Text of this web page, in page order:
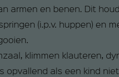
armen en benen. Dit
(i.p.v. huppen) en
klimmen klauteren,
opvallend als een kind